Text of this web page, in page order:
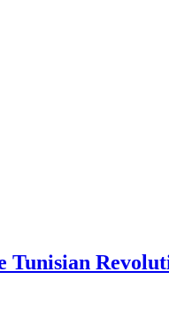
Tunisian